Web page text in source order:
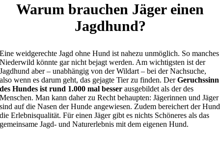
Warum brauchen Jäger einen
Jagdhund?
Eine weidgerechte Jagd ohne Hund ist nahezu unmöglich. So manches
Niederwild könnte gar nicht bejagt werden. Am wichtigsten ist der
Jagdhund aber – unabhängig von der Wildart – bei der Nachsuche,
also wenn es darum geht, das gejagte Tier zu finden. DerGeruchssinn
des Hundes ist rund 1.000 mal besser ausgebildet als der des
Menschen. Man kann daher zu Recht behaupten: Jägerinnen und Jäger
sind auf die Nasen der Hunde angewiesen. Zudem bereichert der Hund
die Erlebnisqualität. Für einen Jäger gibt es nichts Schöneres als das
gemeinsame Jagd- und Naturerlebnis mit dem eigenen Hund.